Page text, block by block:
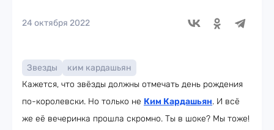
24 октября 2022
Звезды
ким кардашьян
Кажется, что звёзды должны отмечать день рождения
по-королевски. Но только не Ким Кардашьян. И всё
же её вечеринка прошла скромно. Ты в шоке? Мы тоже!